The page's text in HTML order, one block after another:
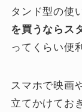
タンド型の使
を買うならス
ってくらい便
スマホで映画
立てかけてお